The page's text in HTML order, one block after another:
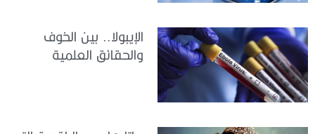
الإيبولا.. بين الخوف
والحقائق العلمية